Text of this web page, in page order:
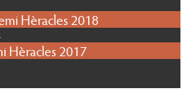
Hèracles 2018
Hèracles 2017